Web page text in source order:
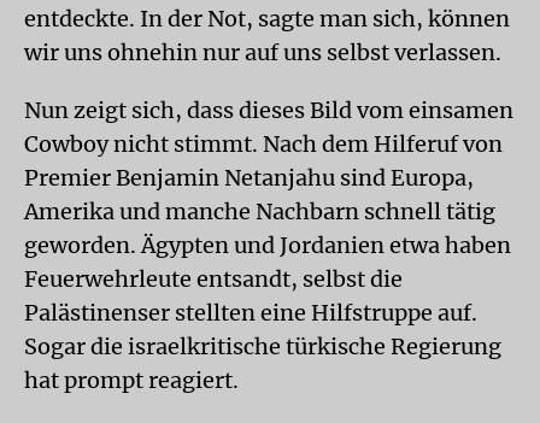
entdeckte. In der Not, sagte man sich, können
wir uns ohnehin nur auf uns selbst verlassen.
Nun zeigt sich, dass dieses Bild vom einsamen
Cowboy nicht stimmt. Nach dem Hilferuf von
Premier Benjamin Netanjahu sind Europa,
Amerika und manche Nachbarn schnell tätig
geworden. Ägypten und Jordanien etwa haben
Feuerwehrleute entsandt, selbst die
Palästinenser stellten eine Hilfstruppe auf.
Sogar die israelkritische türkische Regierung
hat prompt reagiert.